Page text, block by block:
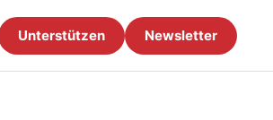
Unterstützen Newsletter